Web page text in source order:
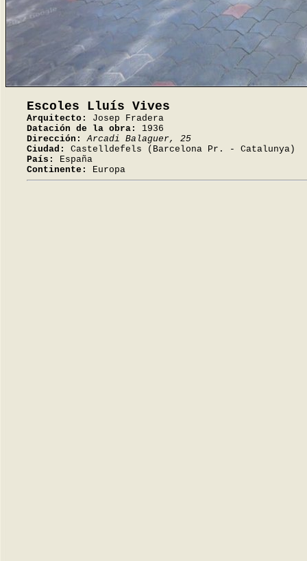
Escoles Lluís Vives
Arquitecto:
Josep Fradera
Datación de la obra:
1936
Dirección:
Arcadi Balaguer, 25
Ciudad:
Castelldefels (Barcelona Pr. - Catalunya)
País:
España
Continente:
Europa